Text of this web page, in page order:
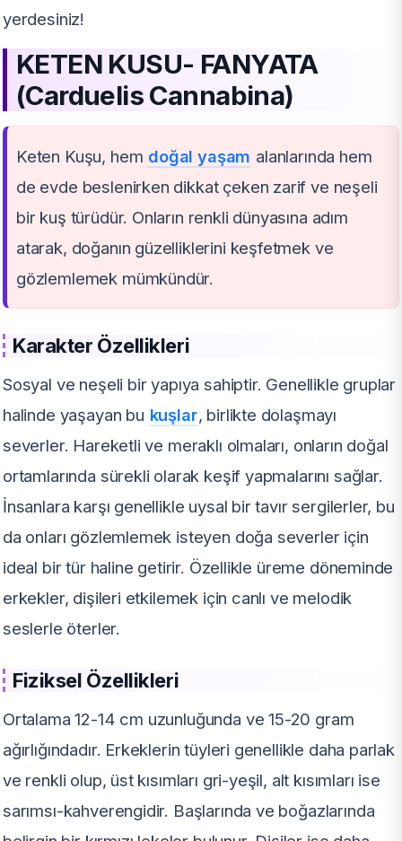
yerdesiniz!
KETEN KUSU- FANYATA
(Carduelis Cannabina)
Keten Kuşu, hem doğal yaşam alanlarında hem
de evde beslenirken dikkat çeken zarif ve neşeli
bir kuş türüdür. Onların renkli dünyasına adım
atarak, doğanın güzelliklerini keşfetmek ve
gözlemlemek mümkündür.
Karakter Özellikleri
Sosyal ve neşeli bir yapıya sahiptir. Genellikle gruplar
halinde yaşayan bu kuşlar, birlikte dolaşmayı
severler. Hareketli ve meraklı olmaları, onların doğal
ortamlarında sürekli olarak keşif yapmalarını sağlar.
İnsanlara karşı genellikle uysal bir tavır sergilerler, bu
da onları gözlemlemek isteyen doğa severler için
ideal bir tür haline getirir. Özellikle üreme döneminde
erkekler, dişileri etkilemek için canlı ve melodik
seslerle öterler.
Fiziksel Özellikleri
Ortalama 12-14 cm uzunluğunda ve 15-20 gram
ağırlığındadır. Erkeklerin tüyleri genellikle daha parlak
ve renkli olup, üst kısımları gri-yeşil, alt kısımları ise
sarımsı-kahverengidir. Başlarında ve boğazlarında